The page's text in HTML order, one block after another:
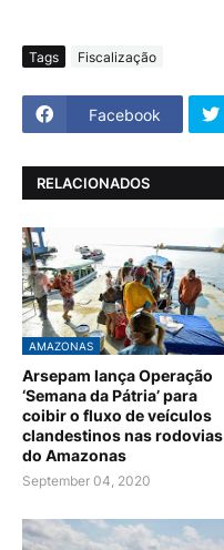
Tags Fiscalização
Facebook
RELACIONADOS
AMAZONAS
Arsepam lança Operação
‘Semana da Pátria’ para
coibir o fluxo de veículos
clandestinos nas rodovias
do Amazonas
September 04, 2020